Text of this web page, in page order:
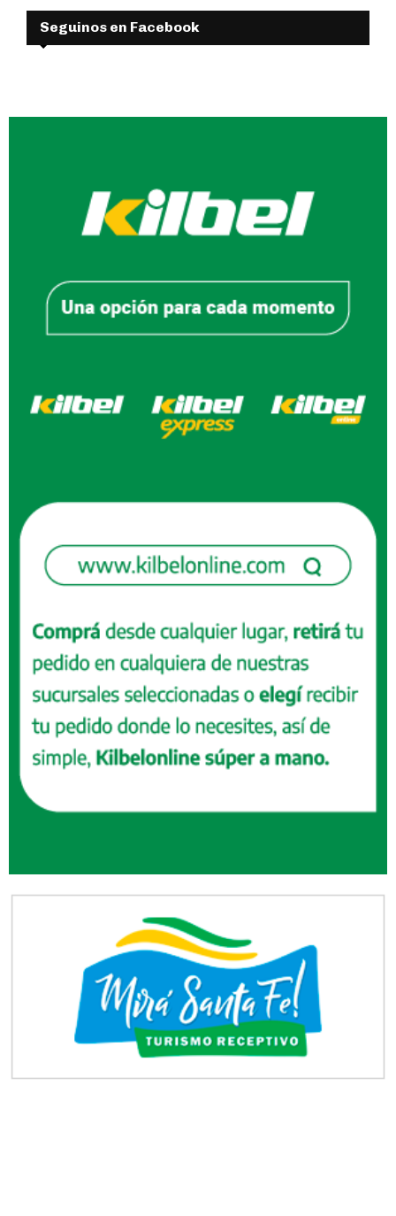
Seguinos en Facebook